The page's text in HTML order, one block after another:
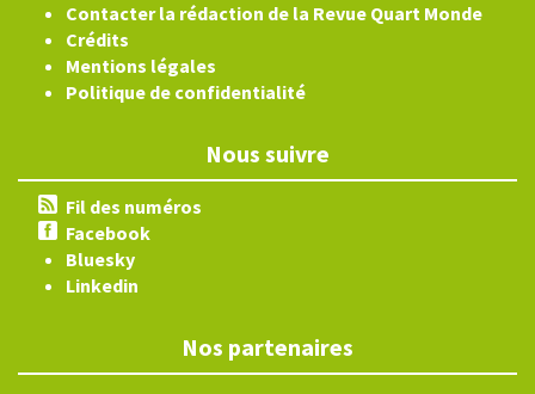
Contacter la rédaction de la Revue Quart Monde
Crédits
Mentions légales
Politique de confidentialité
Nous suivre
Fil des numéros
Facebook
Bluesky
Linkedin
Nos partenaires